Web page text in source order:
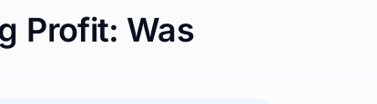
Profit: Was